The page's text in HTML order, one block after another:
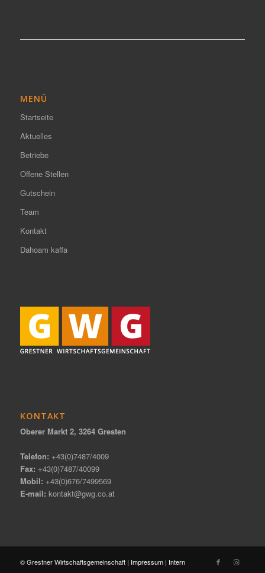
MENÜ
Startseite
Aktuelles
Betriebe
Offene Stellen
Gutschein
Team
Kontakt
Dahoam kaffa
KONTAKT
Oberer Markt 2, 3264 Gresten
Telefon: +43(0)7487/4009
Fax: +43(0)7487/40099
Mobil: +43(0)676/7499569
E-mail: kontakt@gwg.co.at
© Grestner Wirtschaftsgemeinschaft | Impressum| Intern